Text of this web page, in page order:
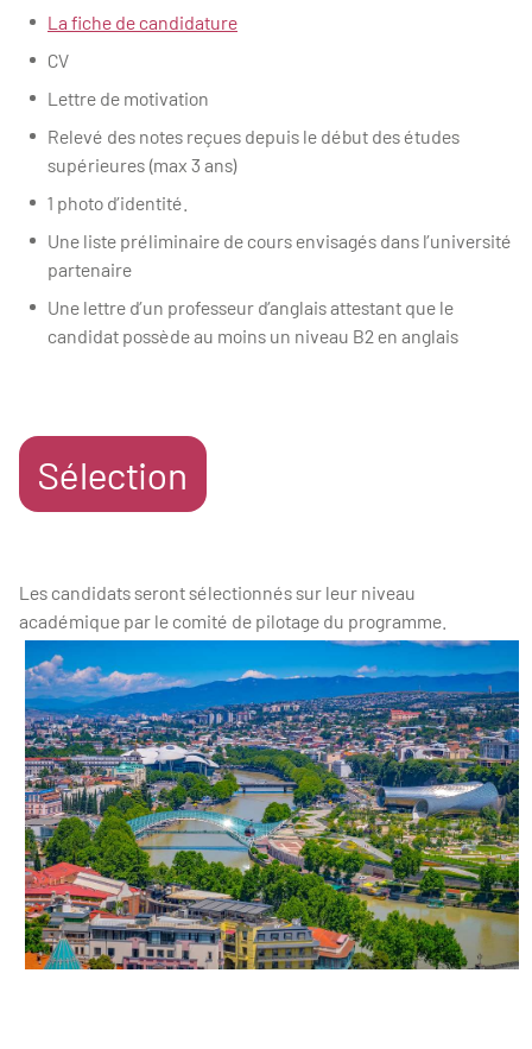
La fiche de candidature
CV
Lettre de motivation
Relevé des notes reçues depuis le début des études
supérieures (max 3 ans)
1 photo d’identité.
Une liste préliminaire de cours envisagés dans l’université
partenaire
Une lettre d’un professeur d’anglais attestant que le
candidat possède au moins un niveau B2 en anglais
Sélection
Les candidats seront sélectionnés sur leur niveau
académique par le comité de pilotage du programme.